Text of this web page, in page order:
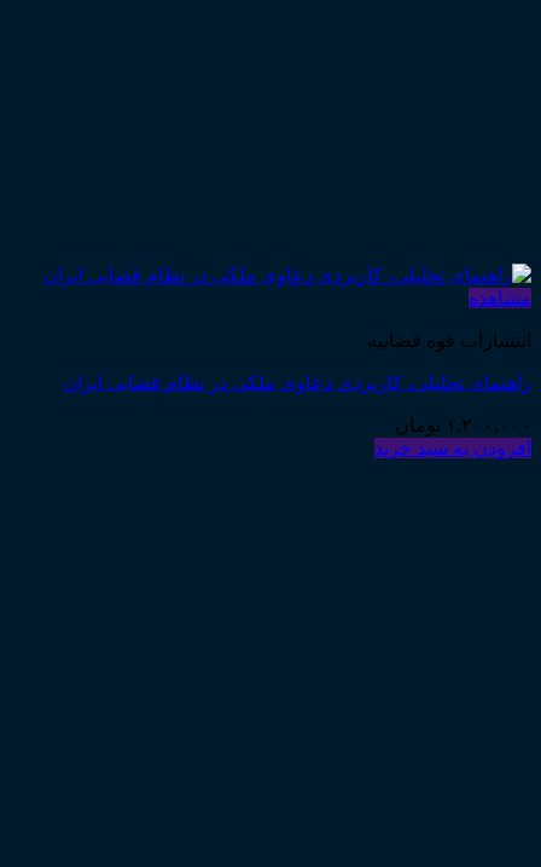
مشاهده
انتشارات قوه قضاییه
راهنمای تحلیلی، کاربردی دعاوی ملکی در نظام قضایی ایران
۱,۲۰۰,۰۰۰ تومان
افزودن به سبد خرید